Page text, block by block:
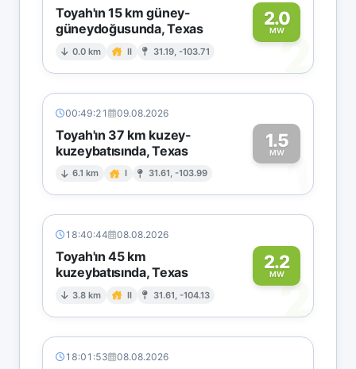
Toyah'ın 15 km güney-
güneydoğusunda, Texas
0.0 km II 31.19, -103.71
2.0
MW2
00:49:21 09.08.2026
Toyah'ın 37 km kuzey-
kuzeybatısında, Texas
6.1 km I 31.61, -103.99
1.5
MW1
18:40:44 08.08.2026
Toyah'ın 45 km
kuzeybatısında, Texas
3.8 km II 31.61, -104.13
2.2
MW
2
18:01:53 08.08.2026